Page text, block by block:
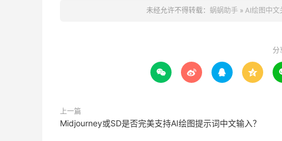
未经允许不得转载： 蜗蜗助手» AI绘图中文
分
   
上一篇
Midjourney或SD是否完美支持AI绘图提示词中文输入？